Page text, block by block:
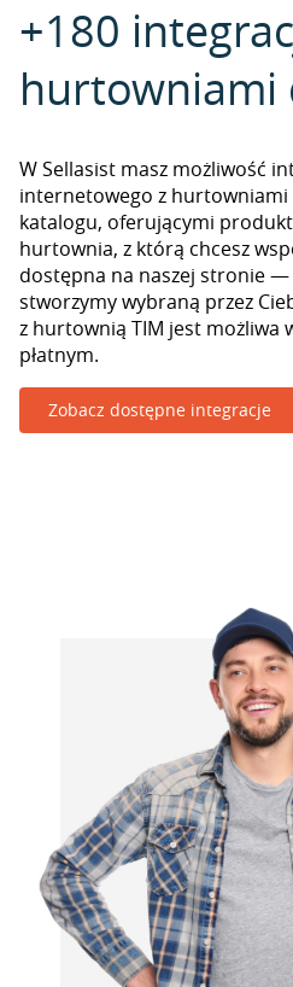
+180
hurtowniami
W Sellasist masz możliwość
internetowego z
katalogu, oferującymi
hurtownia, z którą chcesz
dostępna na naszej stronie —
stworzymy wybraną przez
z hurtownią TIM jest możliwa
płatnym.
Zobacz dostępne integracje